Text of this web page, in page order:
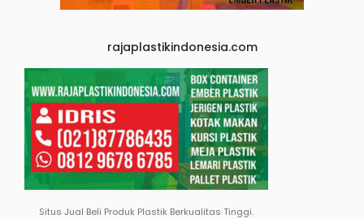
rajaplastikindonesia.com
Situs Jual Beli Produk Plastik Berkualitas Tinggi.